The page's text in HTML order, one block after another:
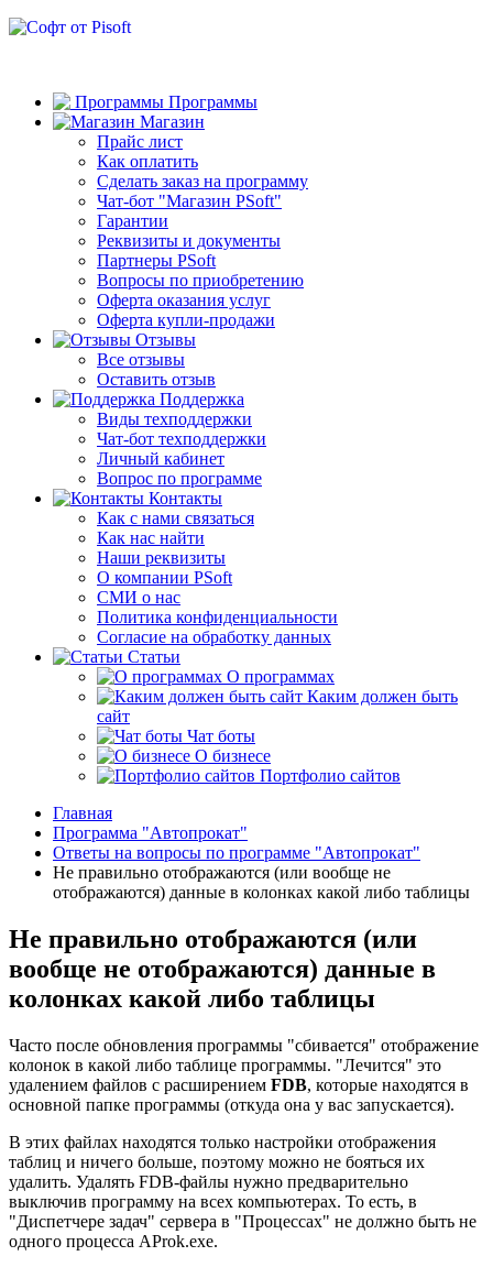
Программы
Магазин
Прайс лист
Как оплатить
Сделать заказ на программу
Чат-бот "Магазин PSoft"
Гарантии
Реквизиты и документы
Партнеры PSoft
Вопросы по приобретению
Оферта оказания услуг
Оферта купли-продажи
Отзывы
Все отзывы
Оставить отзыв
Поддержка
Виды техподдержки
Чат-бот техподдержки
Личный кабинет
Вопрос по программе
Контакты
Как с нами связаться
Как нас найти
Наши реквизиты
О компании PSoft
СМИ о нас
Политика конфиденциальности
Согласие на обработку данных
Статьи
О программах
Каким должен быть
сайт
Чат боты
О бизнесе
Портфолио сайтов
Главная
Программа "Автопрокат"
Ответы на вопросы по программе "Автопрокат"
Не правильно отображаются (или вообще не
отображаются) данные в колонках какой либо таблицы
Не правильно отображаются (или
вообще не отображаются) данные в
колонках какой либо таблицы
Часто после обновления программы "сбивается" отображение
колонок в какой либо таблице программы. "Лечится" это
удалением файлов с расширением FDB, которые находятся в
основной папке программы (откуда она у вас запускается).
В этих файлах находятся только настройки отображения
таблиц и ничего больше, поэтому можно не бояться их
удалить. Удалять FDB-файлы нужно предварительно
выключив программу на всех компьютерах. То есть, в
"Диспетчере задач" сервера в "Процессах" не должно быть не
одного процесса AProk.exe.